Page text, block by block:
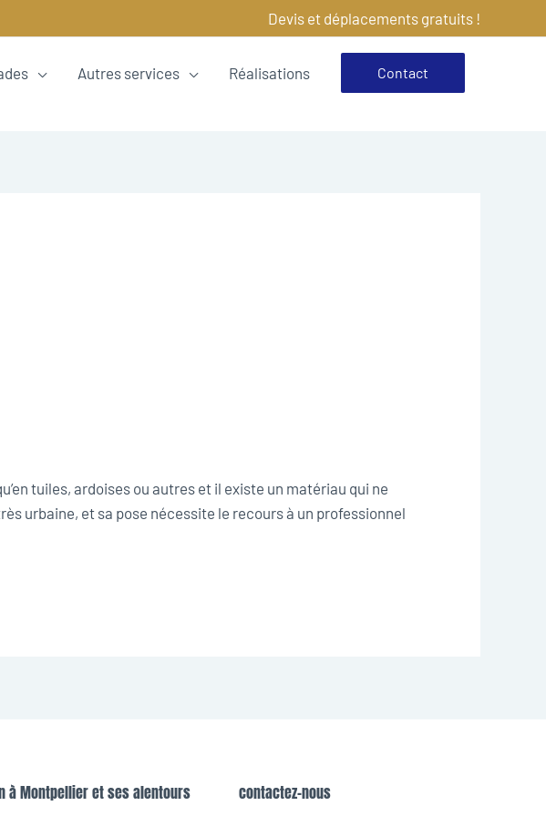
Devis et déplacements gratuits !
Autres services Réalisations Contact
tuiles, ardoises ou autres et il existe un matériau qui ne
urbaine, et sa pose nécessite le recours à un professionnel
à Montpellier et ses alentours
contactez-nous